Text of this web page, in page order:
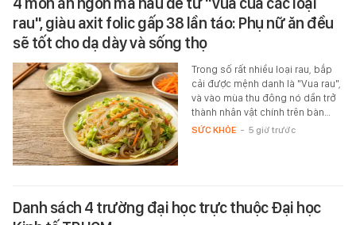
rau", giàu axit folic gấp 38 lần táo: Phụ nữ ăn đều
sẽ tốt cho dạ dày và sống thọ
Trong số rất nhiều loại rau, bắp
cải được mệnh danh là "Vua rau",
và vào mùa thu đông nó dần trở
thành nhân vật chính trên bàn…
SỨC KHỎE - 5 giờ trước
Danh sách 4 trường đại học trực thuộc Đại học